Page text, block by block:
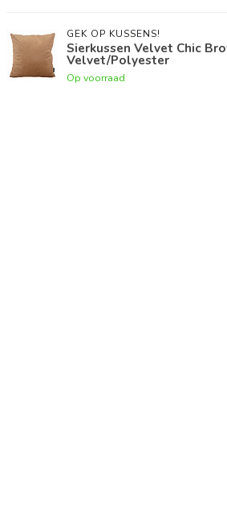
GEK OP KUSSENS!
Sierkussen Velvet Chic
Velvet/Polyester
Op voorraad